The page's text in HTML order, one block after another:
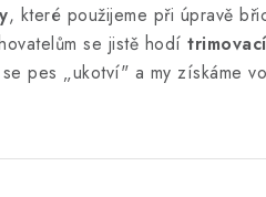
, které použijeme při úpravě
se jistě hodí
pes „ukotví" a my získáme